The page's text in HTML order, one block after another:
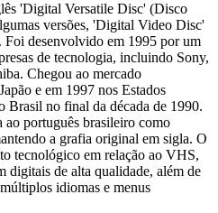
'Digital Versatile Disc' (Disco
versões, 'Digital Video Disc'
desenvolvido em 1995 por um
de tecnologia, incluindo Sony,
Chegou ao mercado
e em 1997 nos Estados
Brasil no final da década de 1990.
português brasileiro como
a grafia original em sigla. O
tecnológico em relação ao VHS,
digitais de alta qualidade, além de
idiomas e menus